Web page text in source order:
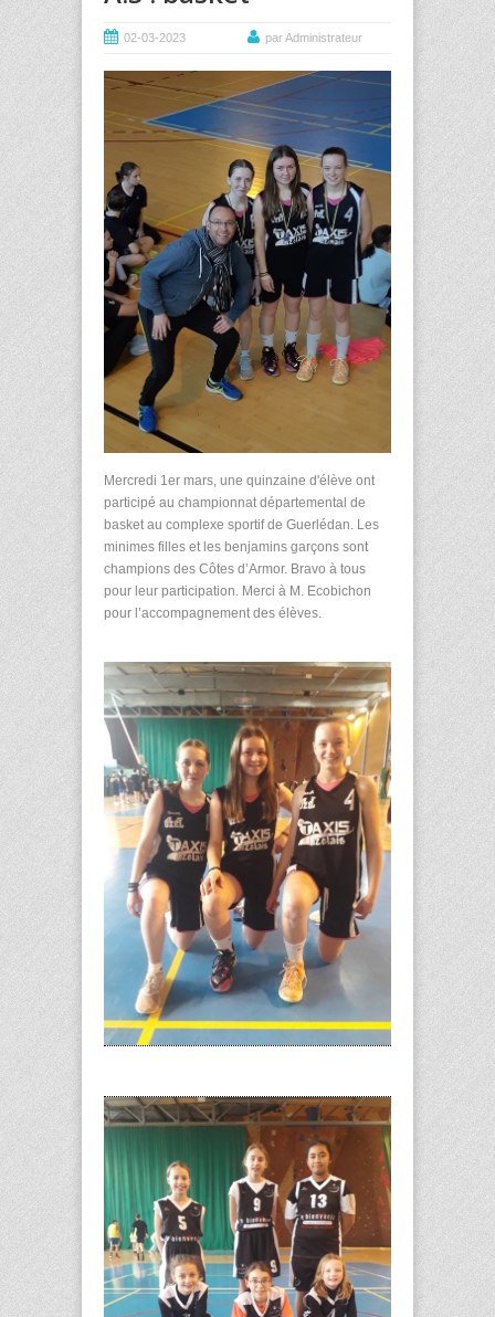
02-03-2023 par Administrateur
Mercredi 1er mars, une quinzaine d'élève ont
participé au championnat départemental de
basket au complexe sportif de Guerlédan. Les
minimes filles et les benjamins garçons sont
champions des Côtes d’Armor. Bravo à tous
pour leur participation. Merci à M. Ecobichon
pour l’accompagnement des élèves.